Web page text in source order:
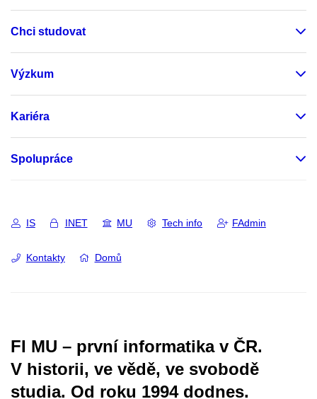
Chci studovat
Výzkum
Kariéra
Spolupráce
IS INET MU Tech info FAdmin
Kontakty Domů
FI MU – první informatika v ČR.
V historii, ve vědě, ve svobodě
studia. Od roku 1994 dodnes.